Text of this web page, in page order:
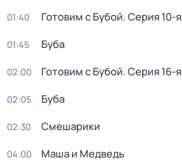
01:40 Готовим с Бубой. Серия 10-я
01:45 Буба
02:00 Готовим с Бубой. Серия 16-я
02:05 Буба
02:30 Смешарики
04:00 Маша и Медведь